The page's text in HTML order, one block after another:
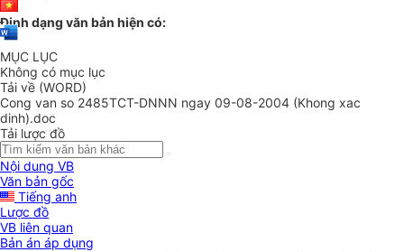
Định dạng văn bản hiện có:
MỤC LỤC
Không có mục lục
Tải về (WORD)
Cong van so 2485TCT-DNNN ngay 09-08-2004 (Khong xac
dinh).doc
Tải lược đồ
Nội dung VB
Văn bản gốc
Tiếng anh
Lược đồ
VB liên quan
Bản án áp dụng